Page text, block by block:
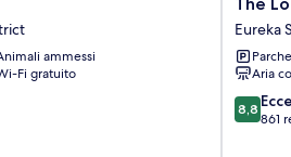
ammessi
Fi gratuito
Lodge
Eureka
Springs
Eureka
Aria
8.8
su
8,8
861